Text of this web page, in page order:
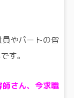
やパートの皆
す。
さん、今求職